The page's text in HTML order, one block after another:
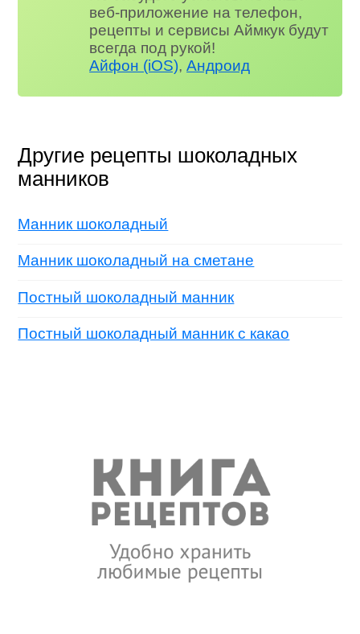
веб-приложение на телефон,
рецепты и сервисы Аймкук будут
всегда под рукой!
Айфон (iOS),Андроид
Другие рецепты шоколадных
манников
Манник шоколадный
Манник шоколадный на сметане
Постный шоколадный манник
Постный шоколадный манник с какао